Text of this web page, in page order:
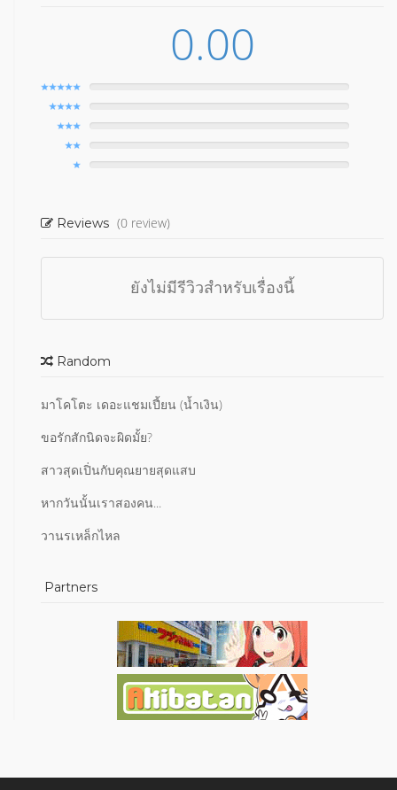
0.00
Reviews (0 review)
ยังไม่มีรีวิวสำหรับเรื่องนี้
Random
มาโคโตะ เดอะแชมเปี้ยน (น้ำเงิน)
ขอรักสักนิดจะผิดมั้ย?
สาวสุดเปิ่นกับคุณยายสุดแสบ
หากวันนั้นเราสองคน...
วานรเหล็กไหล
Partners